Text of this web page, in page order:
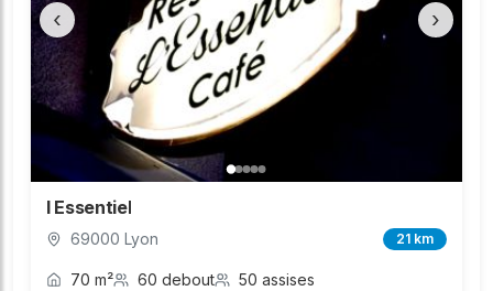
‹ ›
l Essentiel
69000 Lyon 21 km
70 m² 60 debout 50 assises